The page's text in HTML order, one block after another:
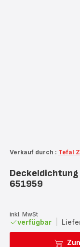
Verkauf durch : Tefal
651959
inkl. MwSt
verfügbar